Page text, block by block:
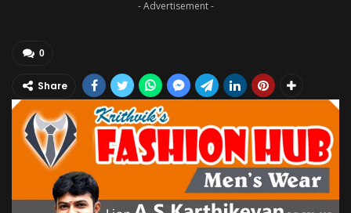
- Advertisement -
0
Share